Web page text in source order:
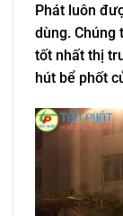
Những
Một vài
Tấn
Thời
Phát luôn
dùng. Chúng
tốt nhất thị
hút bể phốt